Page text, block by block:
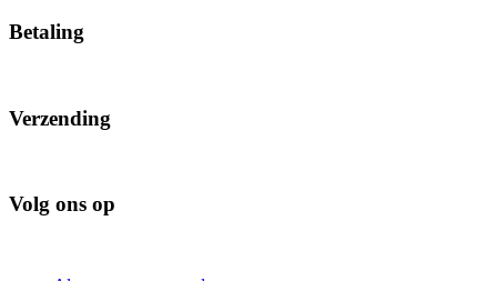
Betaling
Verzending
Volg ons op